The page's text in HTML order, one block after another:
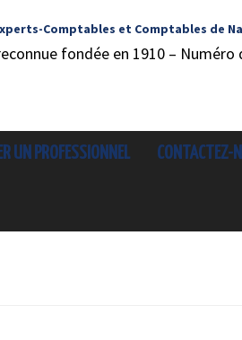
Comptables et Comptables de
fondée en 1910 – Numéro
UN PROFESSIONNEL CONTACTEZ-